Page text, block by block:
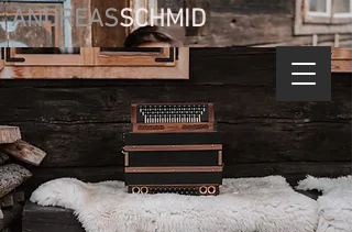
ANDREASSCHMID